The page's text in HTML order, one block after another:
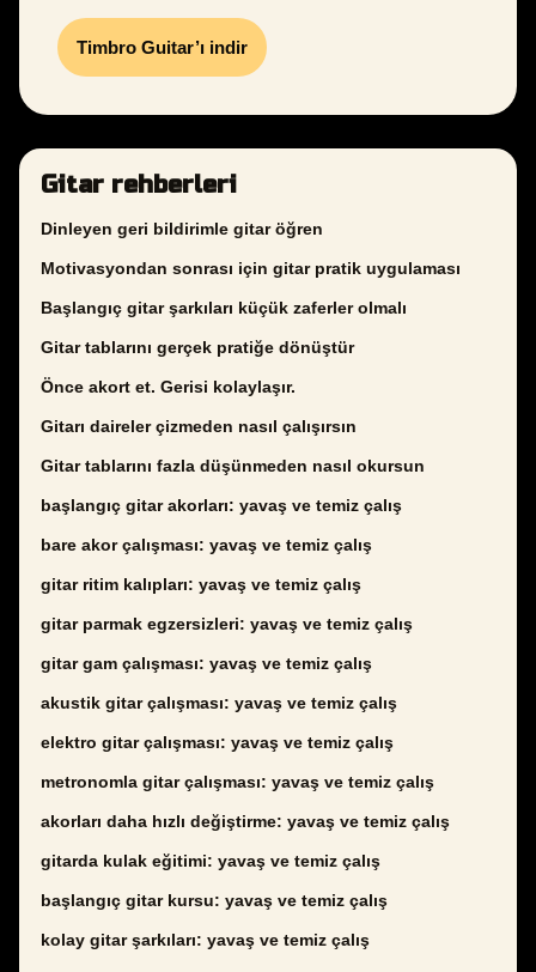
Timbro Guitar’ı indir
Gitar rehberleri
Dinleyen geri bildirimle gitar öğren
Motivasyondan sonrası için gitar pratik uygulaması
Başlangıç gitar şarkıları küçük zaferler olmalı
Gitar tablarını gerçek pratiğe dönüştür
Önce akort et. Gerisi kolaylaşır.
Gitarı daireler çizmeden nasıl çalışırsın
Gitar tablarını fazla düşünmeden nasıl okursun
başlangıç gitar akorları: yavaş ve temiz çalış
bare akor çalışması: yavaş ve temiz çalış
gitar ritim kalıpları: yavaş ve temiz çalış
gitar parmak egzersizleri: yavaş ve temiz çalış
gitar gam çalışması: yavaş ve temiz çalış
akustik gitar çalışması: yavaş ve temiz çalış
elektro gitar çalışması: yavaş ve temiz çalış
metronomla gitar çalışması: yavaş ve temiz çalış
akorları daha hızlı değiştirme: yavaş ve temiz çalış
gitarda kulak eğitimi: yavaş ve temiz çalış
başlangıç gitar kursu: yavaş ve temiz çalış
kolay gitar şarkıları: yavaş ve temiz çalış